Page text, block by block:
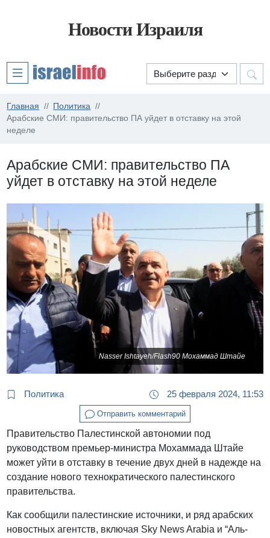
Новости Израиля
Главная
Политика
Арабские СМИ: правительство ПА уйдет в отставку на этой
неделе
Арабские СМИ: правительство ПА
уйдет в отставку на этой неделе
Nasser Ishtayeh/Flash90 Мохаммад Штайе
Политика 25 февраля 2024, 11:53
Отправить комментарий
Правительство Палестинской автономии под
руководством премьер-министра Мохаммада Штайе
может уйти в отставку в течение двух дней в надежде на
создание нового технократического палестинского
правительства.
Как сообщили палестинские источники, и ряд арабских
новостных агентств, включая Sky News Arabia и “Аль-